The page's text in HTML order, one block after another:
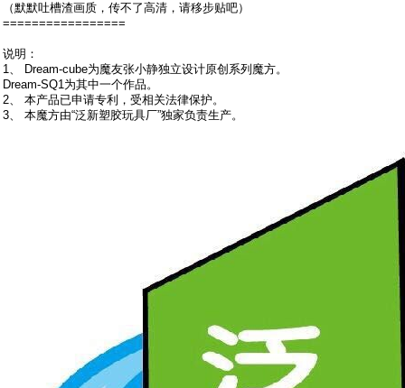
（默默吐槽渣画质，传不了高清，请移步贴吧）
=================
说明：
1、 Dream-cube为魔友张小静独立设计原创系列魔方。
Dream-SQ1为其中一个作品。
2、 本产品已申请专利，受相关法律保护。
3、 本魔方由“泛新塑胶玩具厂”独家负责生产。